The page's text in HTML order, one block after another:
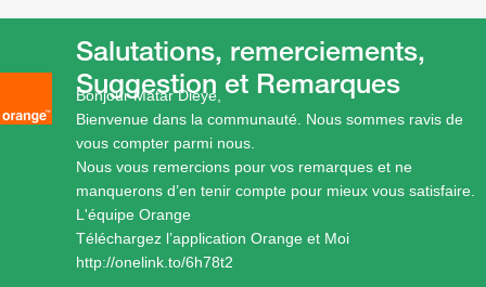
Bonjour Matar Dieye,
Bienvenue dans la communauté. Nous sommes ravis de
vous compter parmi nous.
Nous vous remercions pour vos remarques et ne
manquerons d’en tenir compte pour mieux vous satisfaire.
L'équipe Orange
Téléchargez l’application Orange et Moi
http://onelink.to/6h78t2
Salutations, remerciements,
Suggestion et Remarques